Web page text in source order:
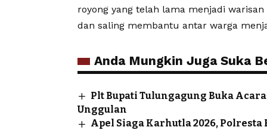
royong yang telah lama menjadi
dan saling membantu antar warga
Anda Mungkin Juga Suka
Plt Bupati Tulungagung Buka
Unggulan
Apel Siaga Karhutla 2026,